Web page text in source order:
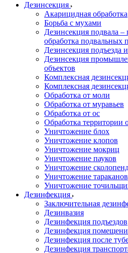
Дезинсекция
Акарицидная обработка
Борьба с мухами
Дезинсекция подвала –
обработка подвальных
Дезинсекция подъезда
Дезинсекция
объектов
Комплексная
Комплексная
Обработка от моли
Обработка от муравьев
Обработка от ос
Обработка территории
Уничтожение блох
Уничтожение клопов
Уничтожение мокриц
Уничтожение пауков
Уничтожение
Уничтожение тараканов
Уничтожение
Дезинфекция
Заключительная
Дезинвазия
Дезинфекция подъездов
Дезинфекция
Дезинфекция после
Дезинфекция